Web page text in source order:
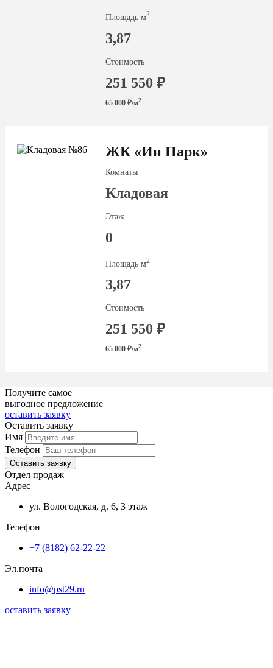
Площадь м2
3,87
Стоимость
251 550 ₽
65 000 ₽/м2
ЖК «Ин Парк»
Комнаты
Кладовая
Этаж
0
Площадь м2
3,87
Стоимость
251 550 ₽
65 000 ₽/м2
Получите самое
выгодное предложение
оставить заявку
Оставить заявку
Имя
Телефон
Оставить заявку
Отдел продаж
Адрес
ул. Вологодская, д. 6, 3 этаж
Телефон
+7 (8182) 62-22-22
Эл.почта
info@pst29.ru
оставить заявку